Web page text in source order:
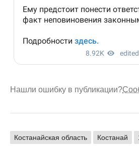
Нашли ошибку в публикации?
Костанайская область Костанай